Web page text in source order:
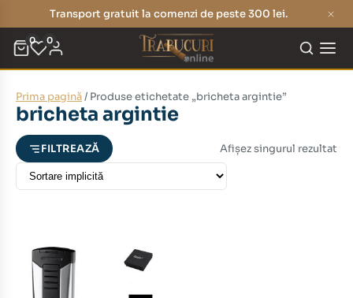
Transport gratuit la comenzi de peste 300 lei.
0 0
Prima pagină/ Produse etichetate „bricheta argintie”
bricheta argintie
FILTREAZĂ Afișez singurul rezultat